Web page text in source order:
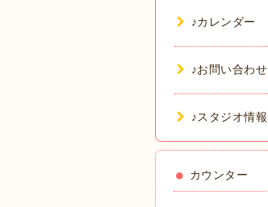
♪カレンダー
♪お問い合わせ
♪スタジオ情報
カウンター